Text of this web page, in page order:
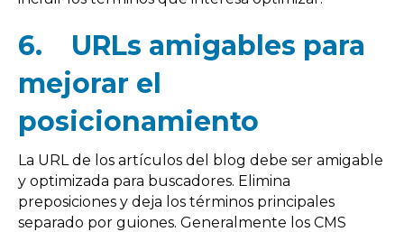
6. URLs amigables para
mejorar el
posicionamiento
La URL de los artículos del blog debe ser amigable
y optimizada para buscadores. Elimina
preposiciones y deja los términos principales
separado por guiones. Generalmente los CMS